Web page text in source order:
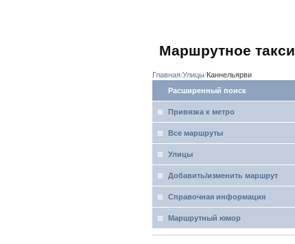
Маршрутное такси
Главная Улицы Каннельярви
Расширенный поиск
Привязка к метро
Все маршруты
Улицы
Добавить/изменить маршрут
Справочная информация
Маршрутный юмор